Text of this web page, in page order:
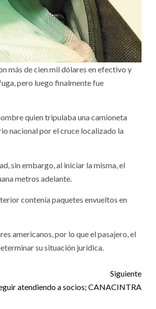
más de cien mil dólares en efectivo y
pero luego finalmente fue
quien tripulaba una camioneta
nacional por el cruce localizado la
sin embargo, al iniciar la misma, el
metros adelante.
contenía paquetes envueltos en
americanos, por lo que el pasajero, el
su situación jurídica.
Siguiente
atendiendo a socios; CANACINTRA